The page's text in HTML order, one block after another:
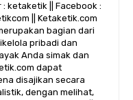
ketaketik || Facebook :
|| Ketaketik.com
bagian dari
pribadi dan
Anda simak dan
dapat
disajikan secara
dengan melihat,